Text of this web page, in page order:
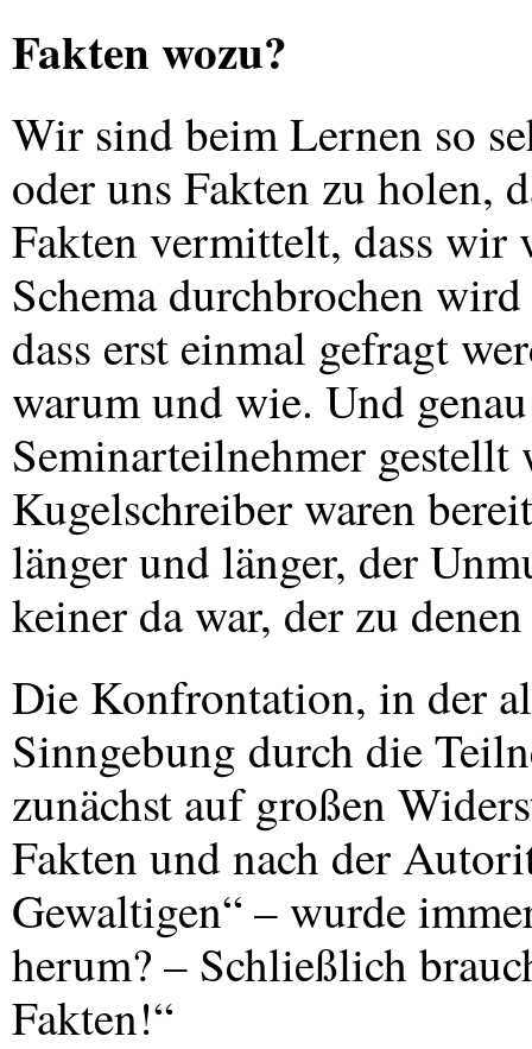
Fakten wozu?
Wir sind beim Lernen so
oder uns Fakten zu holen,
Fakten vermittelt, dass wir
Schema durchbrochen
dass erst einmal gefragt
warum und wie. Und
Seminarteilnehmer
Kugelschreiber waren
länger und länger, der
keiner da war, der zu
Die Konfrontation, in der
Sinngebung durch die
zunächst auf großen
Fakten und nach der
Gewaltigen“ – wurde
herum? – Schließlich
Fakten!“